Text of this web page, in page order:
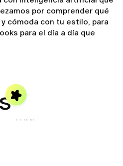
por comprender qué
cómoda con tu estilo, para
para el día a día que
LUMI